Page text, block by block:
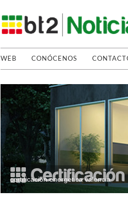
WEB CONÓCENOS
certificacion energetica valencia